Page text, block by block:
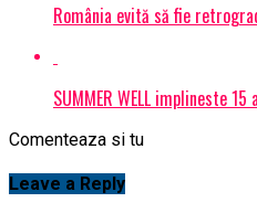
România evită să fie
SUMMER WELL implineste
Comenteaza si tu
Leave a Reply